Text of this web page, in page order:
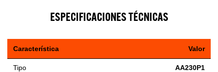
ESPECIFICACIONES TÉCNICAS
Característica Valor
Tipo AA230P1